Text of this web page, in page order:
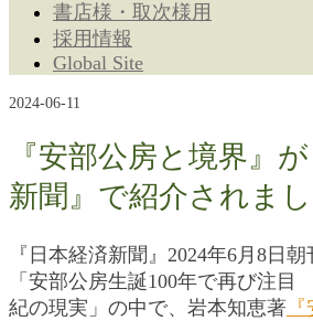
書店様・取次様用
採用情報
Global Site
2024-06-11
『安部公房と境界』
新聞』で紹介されま
『日本経済新聞』2024年6月8日
「安部公房生誕100年で再び注
紀の現実」の中で、岩本知恵著